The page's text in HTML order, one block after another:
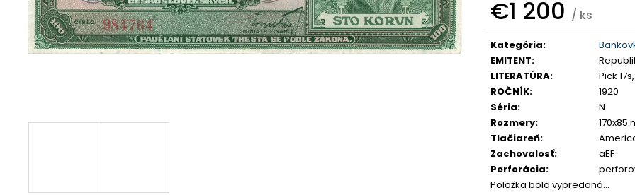
€1 200 / ks
Jednotková
cena:
Kategória:
EMITENT:
LITERATÚRA:
Pick
ROČNÍK:
1920
Séria:
N
Rozmery:
170x85
Tlačiareň:
Zachovalosť:
aEF
Perforácia:
Položka bola vypredaná…
€70
€350
€400